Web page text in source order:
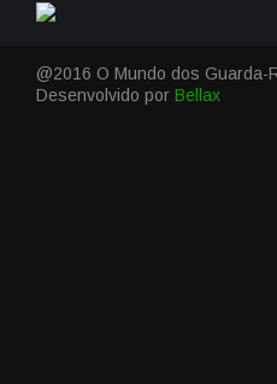
@2016 O Mundo dos Guarda-
Desenvolvido por Bellax